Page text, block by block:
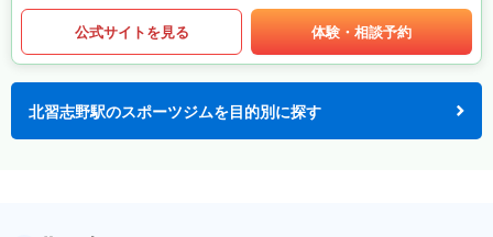
公式サイトを見る 体験・相談予約
北習志野駅のスポーツジムを目的別に探す